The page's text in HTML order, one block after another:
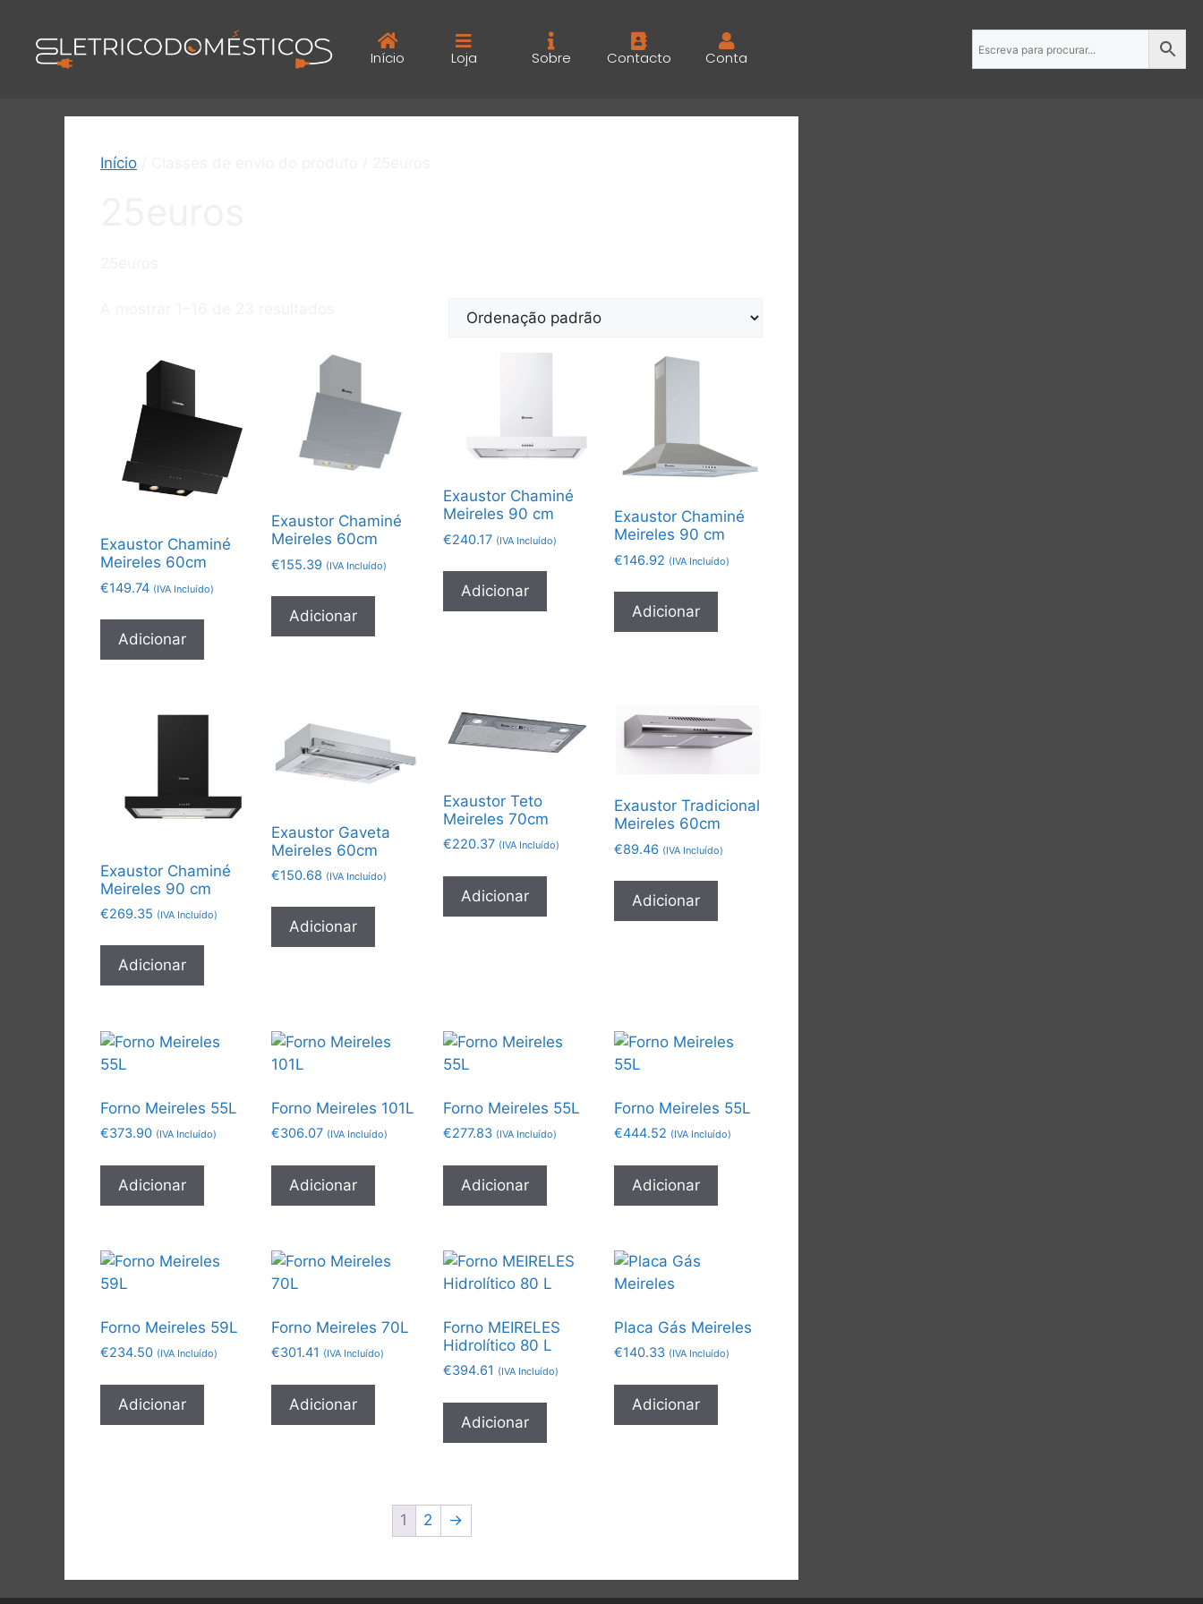
Início Loja Sobre Contacto Conta
Início
Exaustor Chaminé
Meireles 60cm
€149.74 (IVA Incluído)
Adicionar
Exaustor Chaminé
Meireles 60cm
€155.39 (IVA Incluído)
Adicionar
Exaustor Chaminé
Meireles 90 cm
€240.17 (IVA Incluído)
Adicionar
Exaustor Chaminé
Meireles 90 cm
€146.92 (IVA Incluído)
Adicionar
Exaustor Chaminé
Meireles 90 cm
€269.35 (IVA Incluído)
Adicionar
Exaustor Gaveta
Meireles 60cm
€150.68 (IVA Incluído)
Adicionar
Exaustor Teto
Meireles 70cm
€220.37 (IVA Incluído)
Adicionar
Exaustor Tradicional
Meireles 60cm
€89.46 (IVA Incluído)
Adicionar
Forno Meireles 55L
€373.90 (IVA Incluído)
Adicionar
Forno Meireles 101L
€306.07 (IVA Incluído)
Adicionar
Forno Meireles 55L
€277.83 (IVA Incluído)
Adicionar
Forno Meireles 55L
€444.52 (IVA Incluído)
Adicionar
Forno Meireles 59L
€234.50 (IVA Incluído)
Adicionar
Forno Meireles 70L
€301.41 (IVA Incluído)
Adicionar
Forno MEIRELES
Hidrolítico 80 L
€394.61 (IVA Incluído)
Adicionar
Placa Gás Meireles
€140.33 (IVA Incluído)
Adicionar
1 2 →